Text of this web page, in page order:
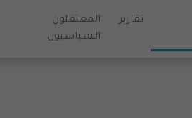
تقارير
المعتقلون
السياسيون